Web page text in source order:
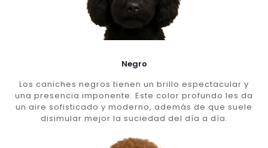
Negro
Los caniches negros tienen un brillo espectacular y
una presencia imponente. Este color profundo les da
un aire sofisticado y moderno, además de que suele
disimular mejor la suciedad del día a día.